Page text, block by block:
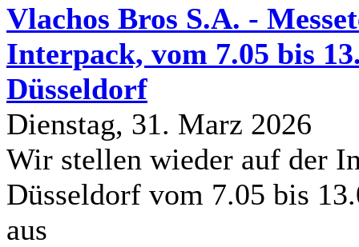
Vlachos Bros S.A. -
Interpack, vom 7.05 bis
Düsseldorf
Dienstag, 31. Marz 2026
Wir stellen wieder auf der
Düsseldorf vom 7.05 bis
aus